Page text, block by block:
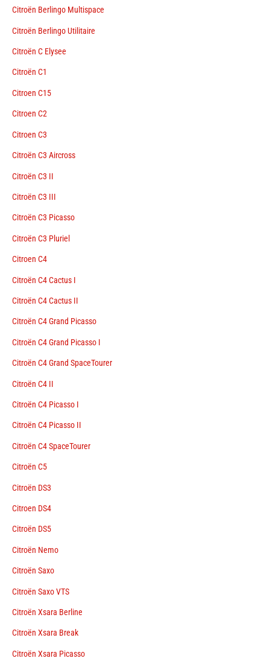
Citroën Berlingo Multispace
Citroën Berlingo Utilitaire
Citroën C Elysee
Citroën C1
Citroen C15
Citroen C2
Citroen C3
Citroën C3 Aircross
Citroën C3 II
Citroën C3 III
Citroën C3 Picasso
Citroën C3 Pluriel
Citroen C4
Citroën C4 Cactus I
Citroën C4 Cactus II
Citroën C4 Grand Picasso
Citroën C4 Grand Picasso I
Citroën C4 Grand SpaceTourer
Citroën C4 II
Citroën C4 Picasso I
Citroën C4 Picasso II
Citroën C4 SpaceTourer
Citroën C5
Citroën DS3
Citroen DS4
Citroën DS5
Citroën Nemo
Citroën Saxo
Citroën Saxo VTS
Citroën Xsara Berline
Citroën Xsara Break
Citroën Xsara Picasso